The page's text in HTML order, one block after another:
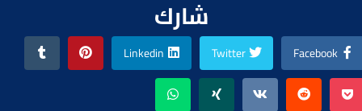
شارك
Facebook
Twitter
Linkedin